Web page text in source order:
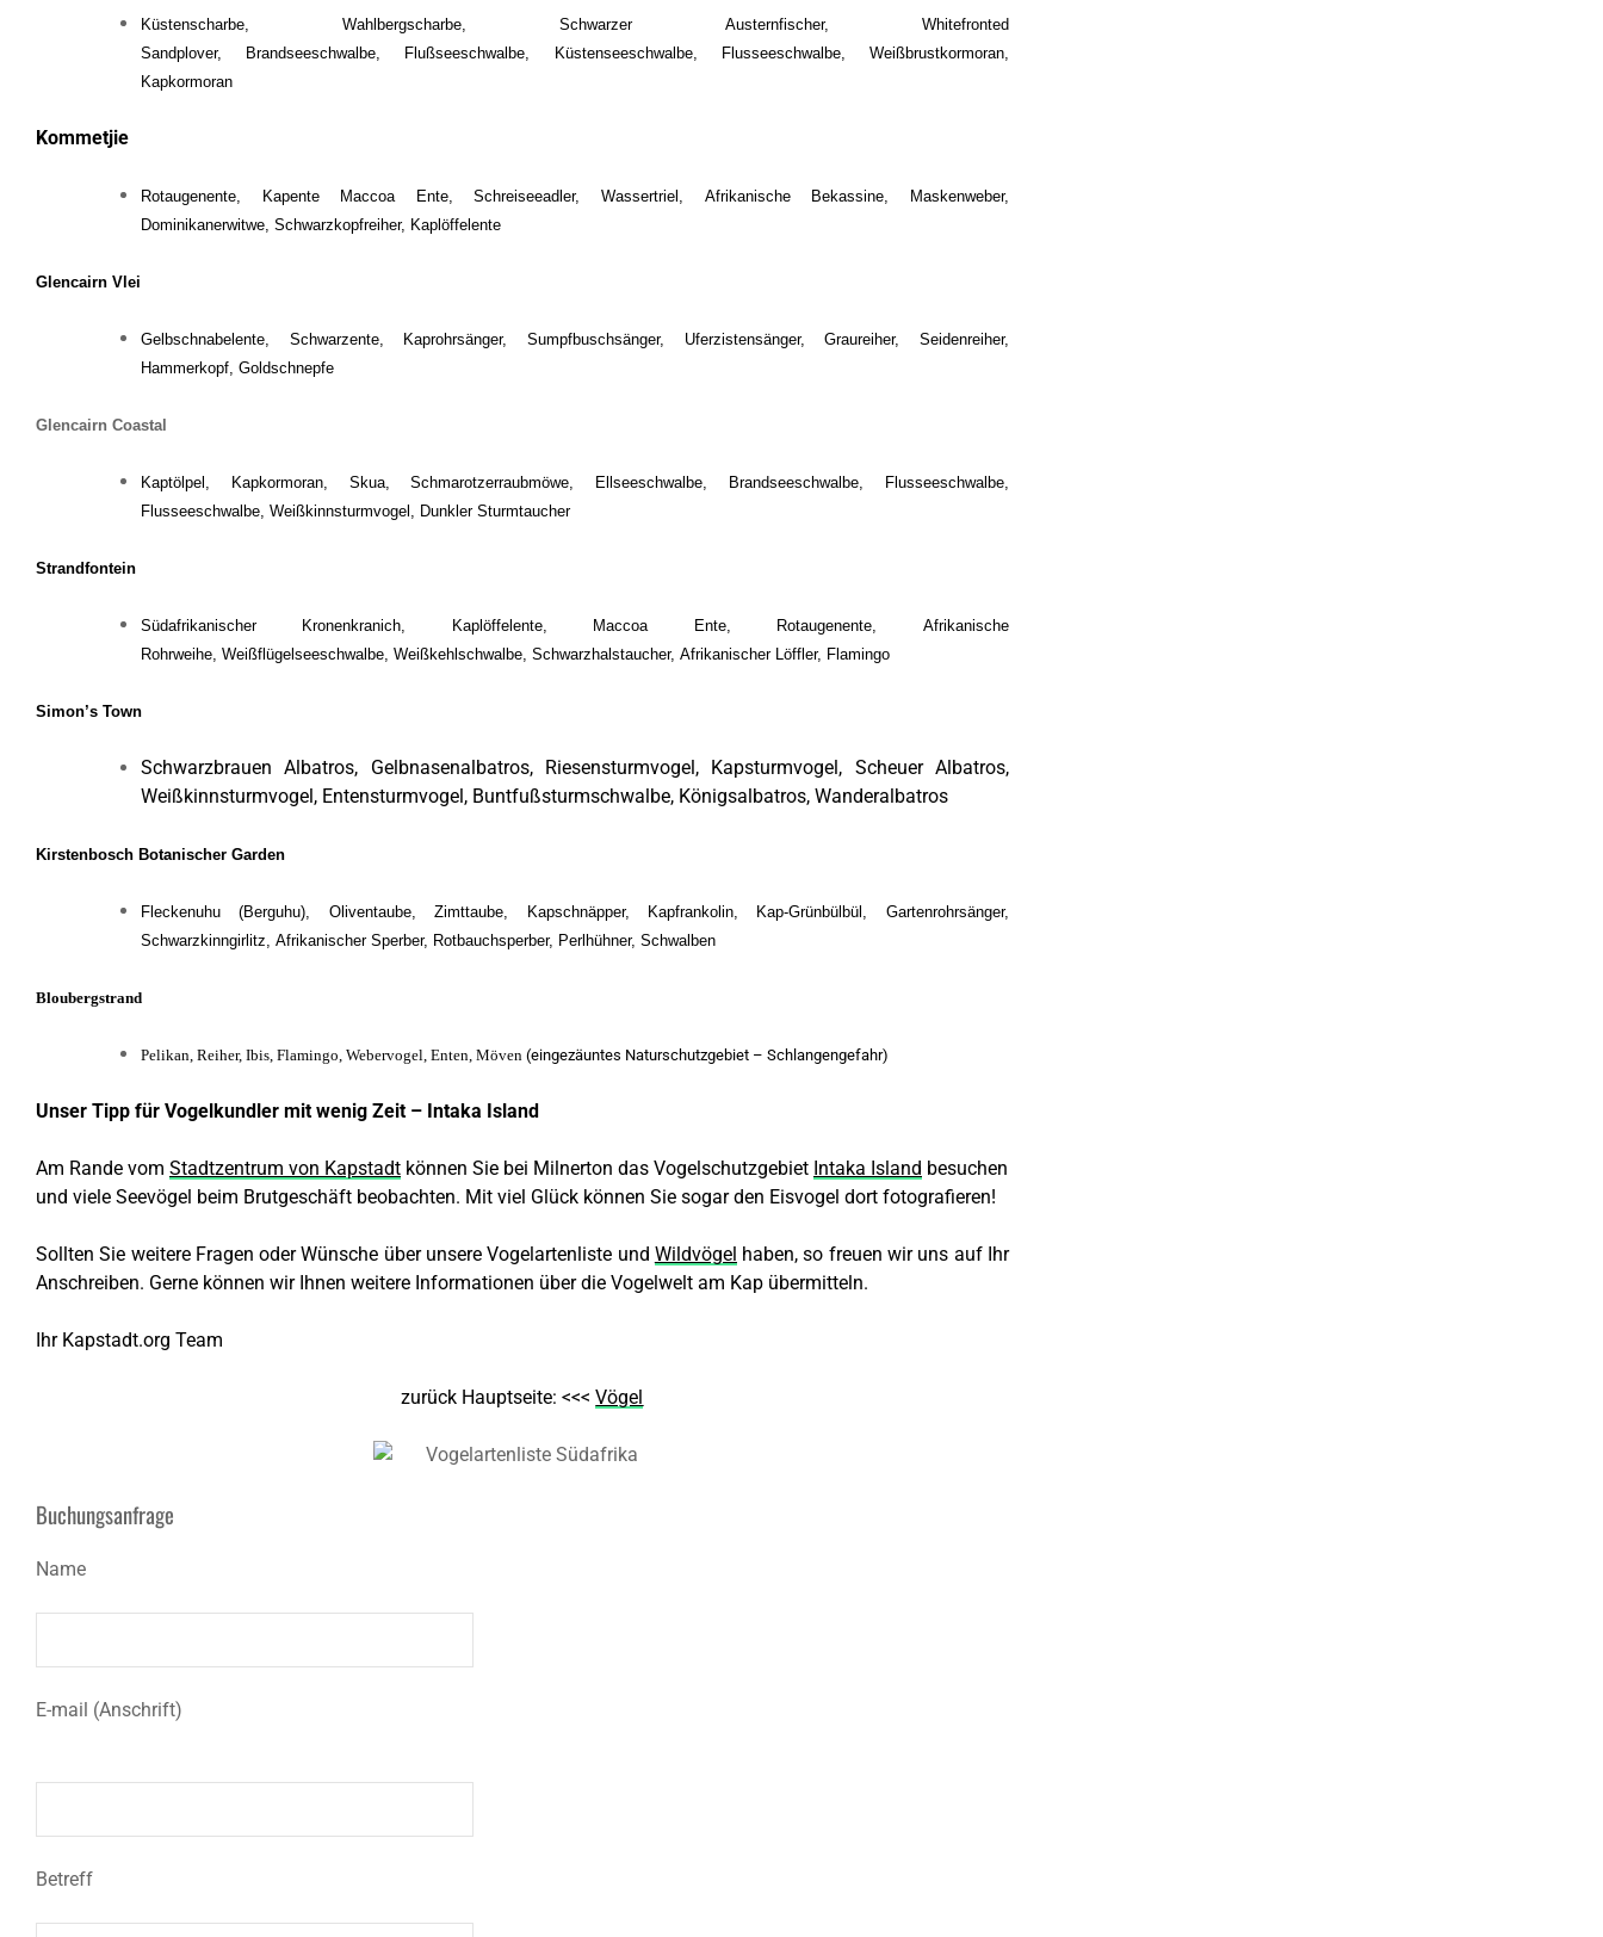
Küstenscharbe, Wahlbergscharbe, Schwarzer Austernfischer, Whitefronted
Sandplover, Brandseeschwalbe, Flußseeschwalbe, Küstenseeschwalbe, Flusseeschwalbe, Weißbrustkormoran,
Kapkormoran
Kommetjie
Rotaugenente, Kapente Maccoa Ente, Schreiseeadler, Wassertriel, Afrikanische Bekassine, Maskenweber,
Dominikanerwitwe, Schwarzkopfreiher, Kaplöffelente
Glencairn Vlei
Gelbschnabelente, Schwarzente, Kaprohrsänger, Sumpfbuschsänger, Uferzistensänger, Graureiher, Seidenreiher,
Hammerkopf, Goldschnepfe
Glencairn Coastal
Kaptölpel, Kapkormoran, Skua, Schmarotzerraubmöwe, Ellseeschwalbe, Brandseeschwalbe, Flusseeschwalbe,
Flusseeschwalbe, Weißkinnsturmvogel, Dunkler Sturmtaucher
Strandfontein
Südafrikanischer Kronenkranich, Kaplöffelente, Maccoa Ente, Rotaugenente, Afrikanische
Rohrweihe, Weißflügelseeschwalbe, Weißkehlschwalbe, Schwarzhalstaucher, Afrikanischer Löffler, Flamingo
Simon’s Town
Schwarzbrauen Albatros, Gelbnasenalbatros, Riesensturmvogel, Kapsturmvogel, Scheuer Albatros,
Weißkinnsturmvogel, Entensturmvogel, Buntfußsturmschwalbe, Königsalbatros, Wanderalbatros
Kirstenbosch Botanischer Garden
Fleckenuhu (Berguhu), Oliventaube, Zimttaube, Kapschnäpper, Kapfrankolin, Kap-Grünbülbül, Gartenrohrsänger,
Schwarzkinngirlitz, Afrikanischer Sperber, Rotbauchsperber, Perlhühner, Schwalben
Bloubergstrand
Pelikan, Reiher, Ibis, Flamingo, Webervogel, Enten, Möven (eingezäuntes Naturschutzgebiet – Schlangengefahr)
Unser Tipp für Vogelkundler mit wenig Zeit – Intaka Island
Am Rande vom Stadtzentrum von Kapstadt können Sie bei Milnerton das Vogelschutzgebiet Intaka Island besuchen
und viele Seevögel beim Brutgeschäft beobachten. Mit viel Glück können Sie sogar den Eisvogel dort fotografieren!
Sollten Sie weitere Fragen oder Wünsche über unsere Vogelartenliste und Wildvögel haben, so freuen wir uns auf Ihr
Anschreiben. Gerne können wir Ihnen weitere Informationen über die Vogelwelt am Kap übermitteln.
Ihr Kapstadt.org Team
zurück Hauptseite: <<<Vögel
Buchungsanfrage
Name
E-mail (Anschrift)
Betreff